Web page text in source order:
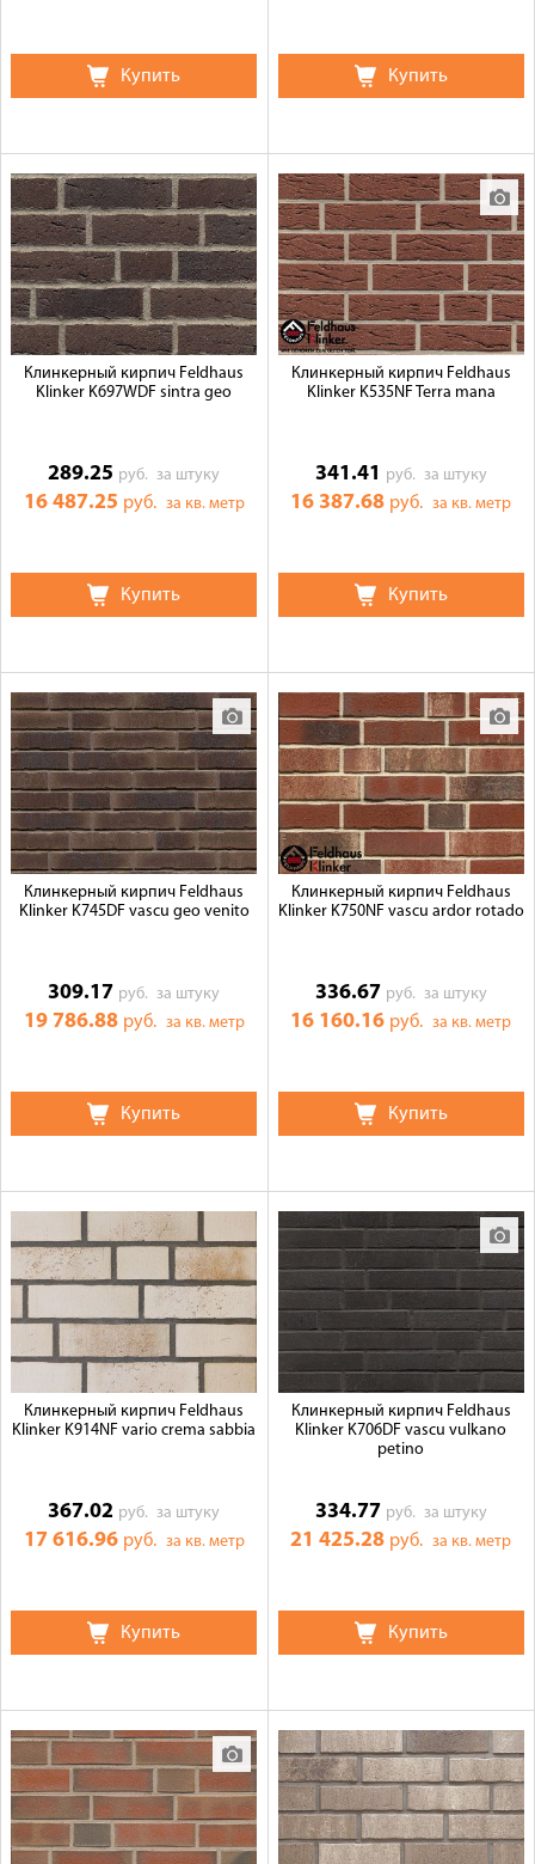
Купить Купить
Клинкерный кирпич Feldhaus
Klinker K697WDF sintra geo
289.25 руб.за штуку
16 487.25 руб. за кв. метр
Купить
Клинкерный кирпич Feldhaus
Klinker K535NF Terra mana
341.41 руб. за штуку
16 387.68 руб.за кв. метр
Купить
Клинкерный кирпич Feldhaus
Klinker K745DF vascu geo venito
309.17 руб.за штуку
19 786.88 руб. за кв. метр
Купить
Клинкерный кирпич Feldhaus
Klinker K750NF vascu ardor rotado
336.67 руб. за штуку
16 160.16 руб.за кв. метр
Купить
Клинкерный кирпич Feldhaus
Klinker K914NF vario crema sabbia
367.02 руб.за штуку
17 616.96 руб. за кв. метр
Купить
Клинкерный кирпич Feldhaus
Klinker K706DF vascu vulkano
petino
334.77 руб. за штуку
21 425.28 руб.за кв. метр
Купить